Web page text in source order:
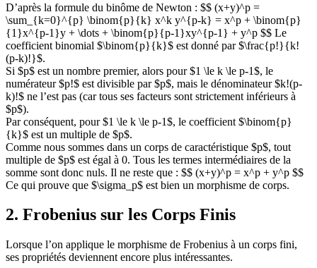
D’après la formule du binôme de Newton : $$ (x+y)^p =
\sum_{k=0}^{p} \binom{p}{k} x^k y^{p-k} = x^p + \binom{p}
{1}x^{p-1}y + \dots + \binom{p}{p-1}xy^{p-1} + y^p $$ Le
coefficient binomial $\binom{p}{k}$ est donné par $\frac{p!}{k!
(p-k)!}$.
Si $p$ est un nombre premier, alors pour $1 \le k \le p-1$, le
numérateur $p!$ est divisible par $p$, mais le dénominateur $k!(p-
k)!$ ne l’est pas (car tous ses facteurs sont strictement inférieurs à
$p$).
Par conséquent, pour $1 \le k \le p-1$, le coefficient $\binom{p}
{k}$ est un multiple de $p$.
Comme nous sommes dans un corps de caractéristique $p$, tout
multiple de $p$ est égal à 0. Tous les termes intermédiaires de la
somme sont donc nuls. Il ne reste que : $$ (x+y)^p = x^p + y^p $$
Ce qui prouve que $\sigma_p$ est bien un morphisme de corps.
2. Frobenius sur les Corps Finis
Lorsque l’on applique le morphisme de Frobenius à un corps fini,
ses propriétés deviennent encore plus intéressantes.